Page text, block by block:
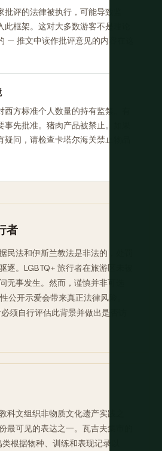
评的法律被执行，可能导致监
框架。这对大多数游客不是理论
— 推文中读作批评意见的内容在这
方标准个人数量的持有监禁。有
先批准。猪肉产品被禁止。如果
问，请检查卡塔尔海关禁止物品
者
民法和伊斯兰教法是非法的，处罚
逐。LGBTQ+ 旅行者在旅游区未被
无事发生。然而，谨慎并非可选
公开示爱会带来真正法律风险。
须自行评估此背景并做出是否访
科文组织非物质文化遗产实践之
最可见的表达之一。瓦吉夫集市的
根据物种、训练和表现记录以